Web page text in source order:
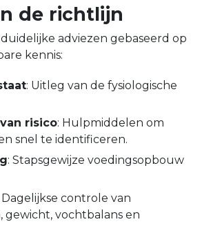
de richtlijn
adviezen gebaseerd op
kennis:
: Uitleg van de fysiologische
risico: Hulpmiddelen om
snel te identificeren.
: Stapsgewijze voedingsopbouw
Dagelijkse controle van
vochtbalans en